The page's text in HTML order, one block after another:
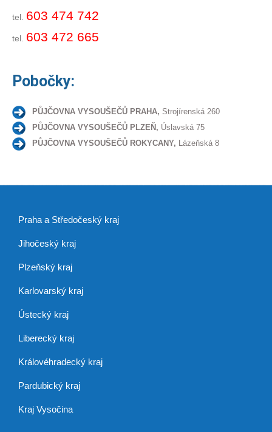
tel. 603 474 742
tel. 603 472 665
Pobočky:
PŮJČOVNA VYSOUŠEČŮ PRAHA, Strojírenská 260
PŮJČOVNA VYSOUŠEČŮ PLZEŇ, Úslavská 75
PŮJČOVNA VYSOUŠEČŮ ROKYCANY, Lázeňská 8
Praha a Středočeský kraj
Jihočeský kraj
Plzeňský kraj
Karlovarský kraj
Ústecký kraj
Liberecký kraj
Královéhradecký kraj
Pardubický kraj
Kraj Vysočina